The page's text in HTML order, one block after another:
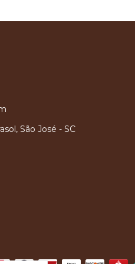
São José - SC